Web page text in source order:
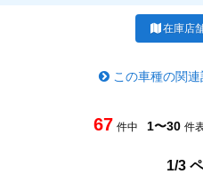
在庫店
この車種の関連
67 件中 1〜30 件
1/3